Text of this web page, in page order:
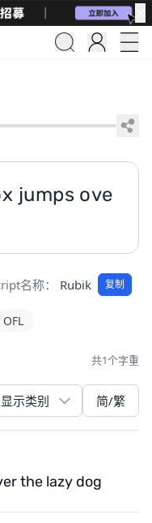
jumps ove
名称： Rubik 复制
OFL
共1个字重
简/繁
the lazy dog